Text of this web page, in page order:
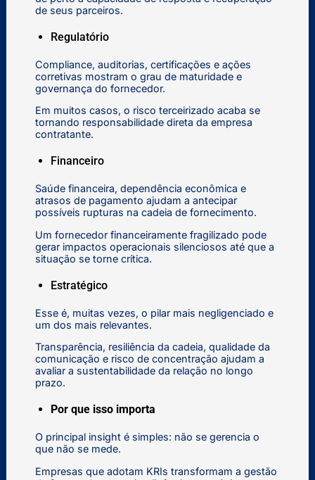
de seus parceiros.
Regulatório
Compliance, auditorias, certificações e ações
corretivas mostram o grau de maturidade e
governança do fornecedor.
Em muitos casos, o risco terceirizado acaba se
tornando responsabilidade direta da empresa
contratante.
Financeiro
Saúde financeira, dependência econômica e
atrasos de pagamento ajudam a antecipar
possíveis rupturas na cadeia de fornecimento.
Um fornecedor financeiramente fragilizado pode
gerar impactos operacionais silenciosos até que a
situação se torne crítica.
Estratégico
Esse é, muitas vezes, o pilar mais negligenciado e
um dos mais relevantes.
Transparência, resiliência da cadeia, qualidade da
comunicação e risco de concentração ajudam a
avaliar a sustentabilidade da relação no longo
prazo.
Por que isso importa
O principal insight é simples: não se gerencia o
que não se mede.
Empresas que adotam KRIs transformam a gestão